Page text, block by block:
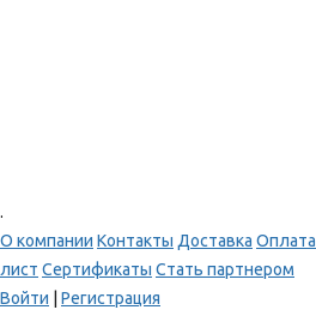
.
О компании Контакты Доставка Оплата
лист Сертификаты Стать партнером
Войти
Регистрация